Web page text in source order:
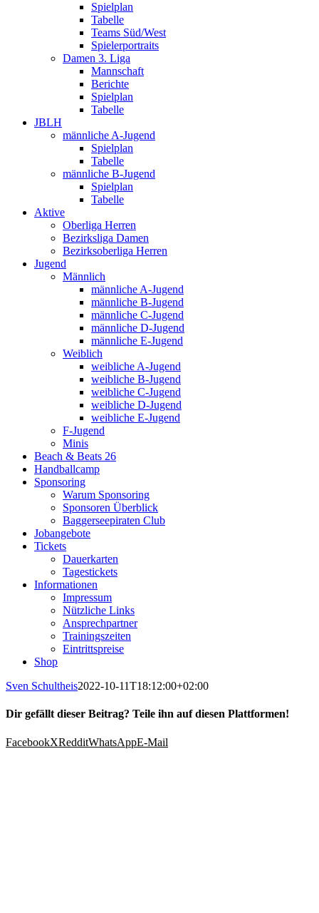
Spielplan
Tabelle
Teams Süd/West
Spielerportraits
Damen 3. Liga
Mannschaft
Berichte
Spielplan
Tabelle
JBLH
männliche A-Jugend
Spielplan
Tabelle
männliche B-Jugend
Spielplan
Tabelle
Aktive
Oberliga Herren
Bezirksliga Damen
Bezirksoberliga Herren
Jugend
Männlich
männliche A-Jugend
männliche B-Jugend
männliche C-Jugend
männliche D-Jugend
männliche E-Jugend
Weiblich
weibliche A-Jugend
weibliche B-Jugend
weibliche C-Jugend
weibliche D-Jugend
weibliche E-Jugend
F-Jugend
Minis
Beach & Beats 26
Handballcamp
Sponsoring
Warum Sponsoring
Sponsoren Überblick
Baggerseepiraten Club
Jobangebote
Tickets
Dauerkarten
Tagestickets
Informationen
Impressum
Nützliche Links
Ansprechpartner
Trainingszeiten
Eintrittspreise
Shop
Sven Schultheis2022-10-11T18:12:00+02:00
Dir gefällt dieser Beitrag? Teile ihn auf diesen Plattformen!
FacebookXRedditWhatsAppE-Mail